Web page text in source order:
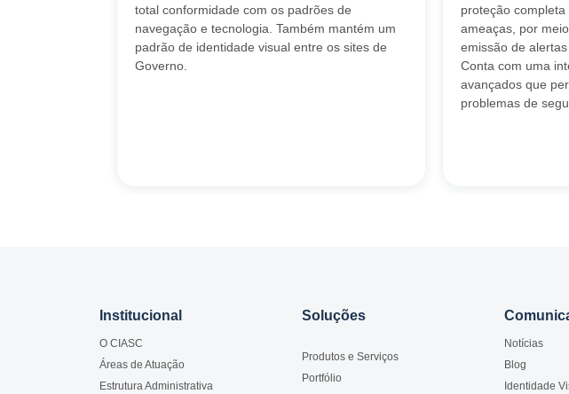
total conformidade com os padrões de
navegação e tecnologia. Também mantém um
padrão de identidade visual entre os sites de
Governo.
proteção
ameaças, por
emissão de
Conta com uma
avançados que
problemas de
Institucional
O CIASC
Áreas de Atuação
Estrutura Administrativa
Soluções
Produtos e Serviços
Portfólio
Notícias
Blog
Identidade